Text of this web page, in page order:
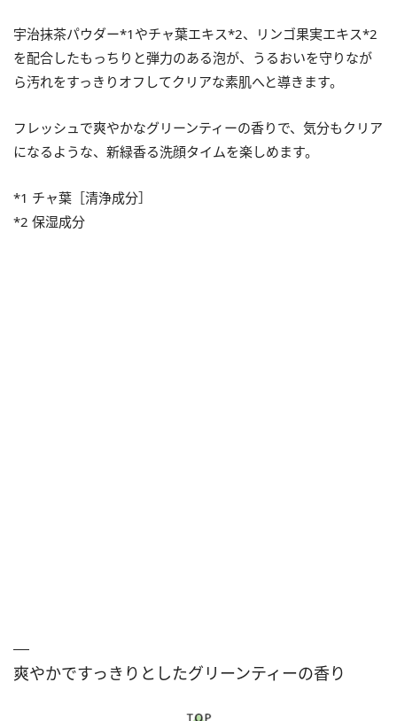
宇治抹茶パウダー*1やチャ葉エキス*2、リンゴ果実エキス*2
を配合したもっちりと弾力のある泡が、うるおいを守りなが
ら汚れをすっきりオフしてクリアな素肌へと導きます。
フレッシュで爽やかなグリーンティーの香りで、気分もクリア
になるような、新緑香る洗顔タイムを楽しめます。
*1 チャ葉［清浄成分］
*2 保湿成分
爽やかですっきりとしたグリーンティーの香り